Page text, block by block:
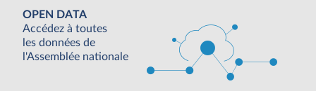
OPEN DATA
Accédez à toutes
les données de
l'Assemblée nationale